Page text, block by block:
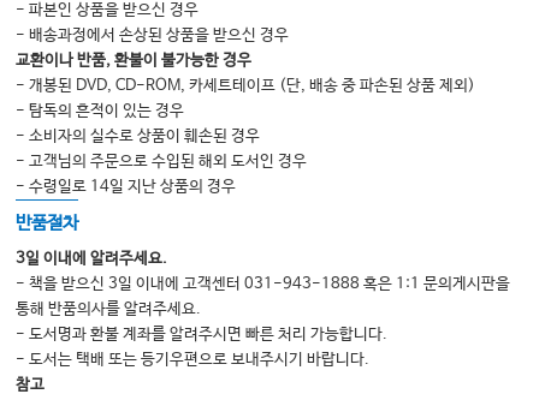
11 경추통증
12 요추통증
13 스포츠손상
14 운동신경원질환
15 말초신경질환
16 근육질환
SECTION 05. 내과계 재활(Medical Rehabilitation)
18 심장재활
19 호흡재활
- 파본인 상품을 받으신 경우
- 배송과정에서 손상된 상품을 받으신 경우
교환이나 반품, 환불이 불가능한 경우
- 개봉된 DVD, CD-ROM, 카세트테이프 (단, 배송 중 파손된 상품 제외)
- 탐독의 흔적이 있는 경우
- 소비자의 실수로 상품이 훼손된 경우
- 고객님의 주문으로 수입된 해외 도서인 경우
- 수령일로 14일 지난 상품의 경우
반품절차
3일 이내에 알려주세요.
- 책을 받으신 3일 이내에 고객센터 031-943-1888 혹은 1:1 문의게시판을
통해 반품의사를 알려주세요.
- 도서명과 환불 계좌를 알려주시면 빠른 처리 가능합니다.
- 도서는 택배 또는 등기우편으로 보내주시기 바랍니다.
참고